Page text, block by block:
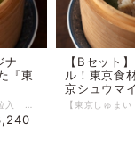
ナ
『東
【Bセット
ル！東京食
京シュウマ